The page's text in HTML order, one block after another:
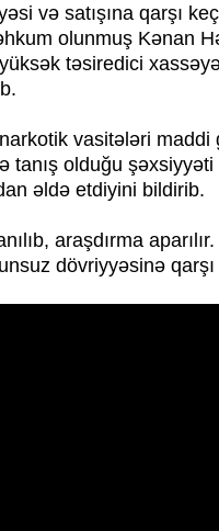
və satışına qarşı
olunmuş Kənan
təsiredici
vasitələri maddi
tanış olduğu
əldə etdiyini bildirib.
araşdırma
dövriyyəsinə